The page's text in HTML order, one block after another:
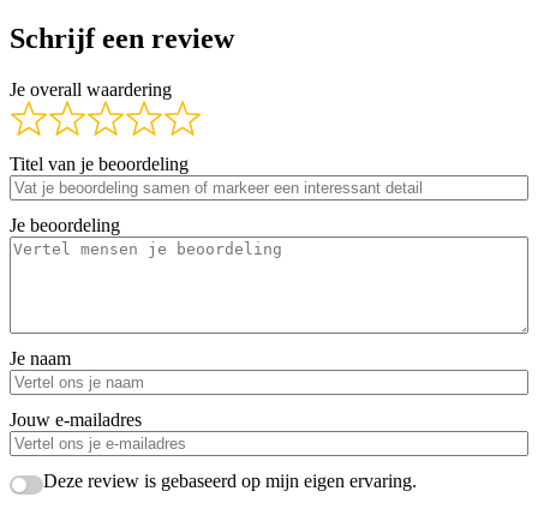
Schrijf een review
Je overall waardering
Titel van je beoordeling
Je beoordeling
Je naam
Jouw e-mailadres
Deze review is gebaseerd op mijn eigen ervaring.